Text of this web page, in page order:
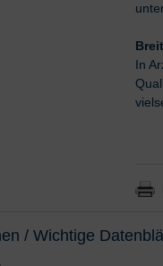
In
/ Wichtige